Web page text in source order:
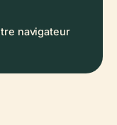
navigateur